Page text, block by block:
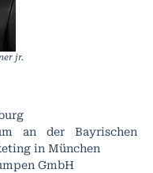
jr.
an der Bayrischen
in München
GmbH